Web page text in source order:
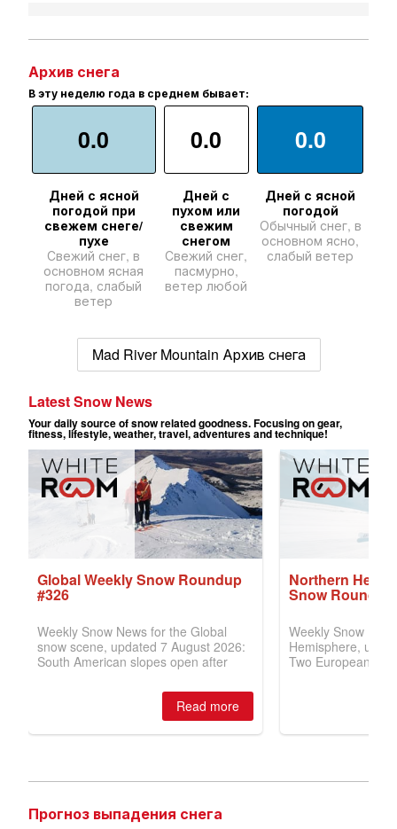
Архив снега
В эту неделю года в среднем бывает:
0.0
Дней с ясной
погодой при
свежем снеге/
пухе
Свежий снег, в
основном ясная
погода, слабый
ветер
0.0
Дней с
пухом или
свежим
снегом
Свежий снег,
пасмурно,
ветер любой
0.0
Дней с ясной
погодой
Обычный снег, в
основном ясно,
слабый ветер
Mad River Mountain Архив снега
Прогноз выпадения снега